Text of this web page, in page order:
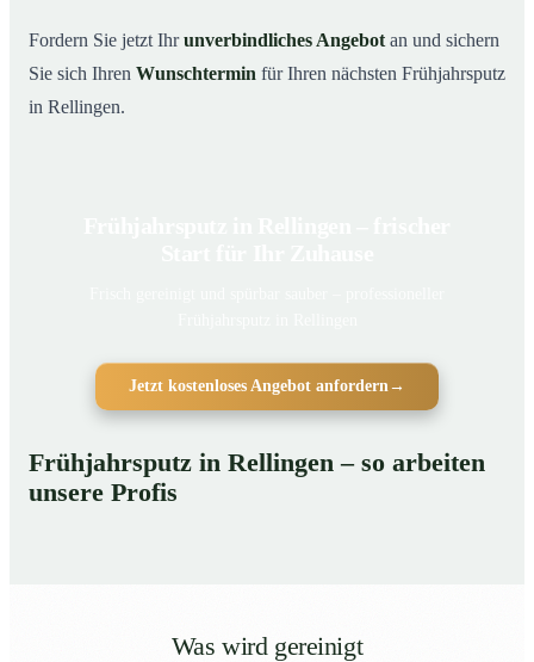
Fordern Sie jetzt Ihrunverbindliches Angebot an und sichern
Sie sich Ihren Wunschtermin für Ihren nächsten Frühjahrsputz
in Rellingen.
Jetzt kostenloses Angebot anfordern →
Frühjahrsputz in Rellingen – so arbeiten
unsere Profis
Was wird gereinigt